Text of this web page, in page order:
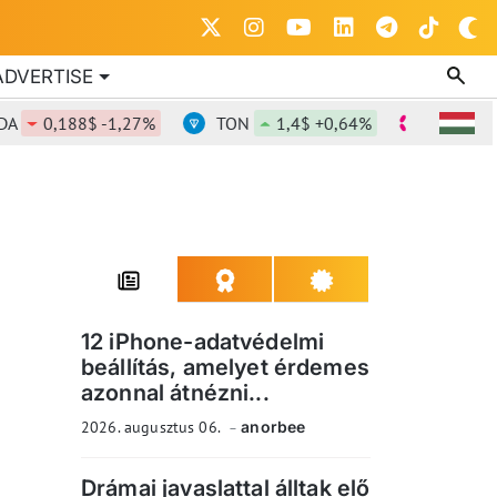
0,188$ -1,27% TON 1,4$ +0,64% DOT
12 iPhone-adatvédelmi
beállítás, amelyet érdemes
azonnal átnézni...
2026. augusztus 06. anorbee
Drámai javaslattal álltak elő